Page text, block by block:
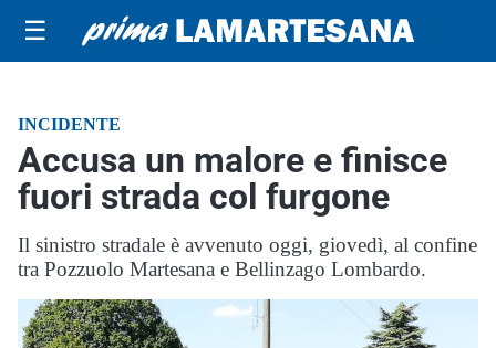
☰
INCIDENTE
Accusa un malore e finisce
fuori strada col furgone
Il sinistro stradale è avvenuto oggi, giovedì, al confine
tra Pozzuolo Martesana e Bellinzago Lombardo.